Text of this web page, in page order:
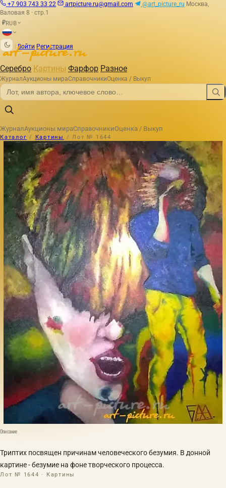
+7 903 743 33 22 artpicture.ru@gmail.com @art_picture_ru Москва,
Валовая 8 · стр.1
₽RUB
Войти Регистрация
Серебро Картины Фарфор Разное
ЖурналАукционы мираСправочникиОценка / Выкуп
ЖурналАукционы мираСправочникиОценка / Выкуп
Каталог / Картины / Лот № 1644
Описание
Триптих посвящен причинам человеческого безумия. В донной
картине - безумие на фоне творческого процесса.
Лот № 1644 · Картины